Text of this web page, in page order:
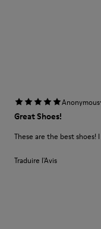
Anonymous·
Great Shoes!
These are the best shoes!
Traduire l'Avis